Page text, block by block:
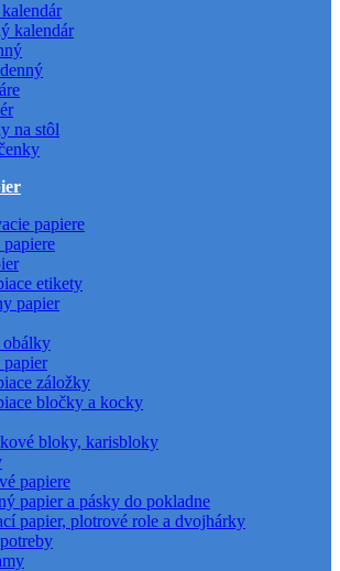
kalendár
na stôl
papiere
papiere
etikety
papier
obálky
záložky
bločky a kocky
bloky, karisbloky
papiere
papier a pásky do pokladne
papier, plotrové role a dvojhárky